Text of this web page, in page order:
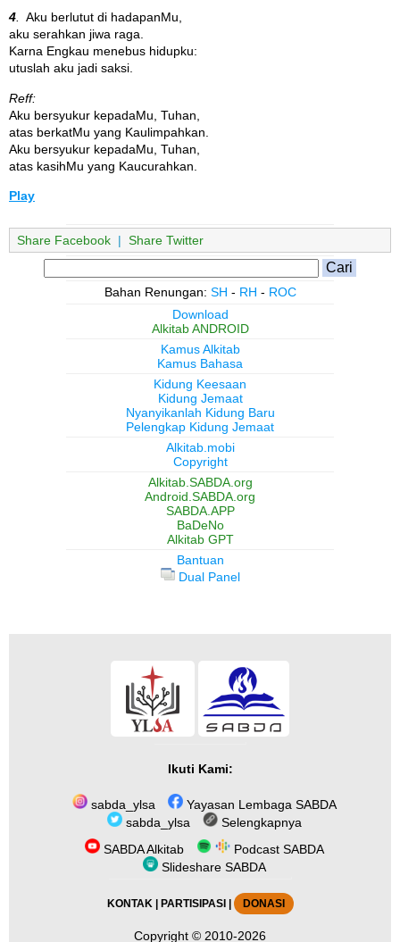
4
Aku berlutut di hadapanMu,
aku serahkan jiwa raga.
Karna Engkau menebus hidupku:
utuslah aku jadi saksi.
Reff:
Aku bersyukur kepadaMu, Tuhan,
atas berkatMu yang Kaulimpahkan.
Aku bersyukur kepadaMu, Tuhan,
atas kasihMu yang Kaucurahkan.
Play
Share Facebook | Share Twitter
Bahan Renungan: SH - RH - ROC
Download
Alkitab ANDROID
Kamus Alkitab
Kamus Bahasa
Kidung Keesaan
Kidung Jemaat
Nyanyikanlah Kidung Baru
Pelengkap Kidung Jemaat
Alkitab.mobi
Copyright
Alkitab.SABDA.org
Android.SABDA.org
SABDA.APP
BaDeNo
Alkitab GPT
Bantuan
Dual Panel
Ikuti Kami:
sabda_ylsa
Yayasan Lembaga SABDA
sabda_ylsa
Selengkapnya
SABDA Alkitab
Podcast SABDA
Slideshare SABDA
KONTAK| PARTISIPASI DONASI
Copyright © 2010-2026